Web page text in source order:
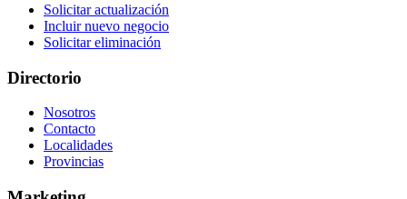
Solicitar actualización
Incluir nuevo negocio
Solicitar eliminación
Directorio
Nosotros
Contacto
Localidades
Provincias